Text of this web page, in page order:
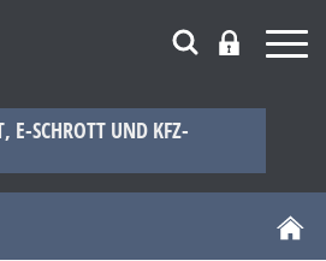
E-SCHROTT UND KFZ-